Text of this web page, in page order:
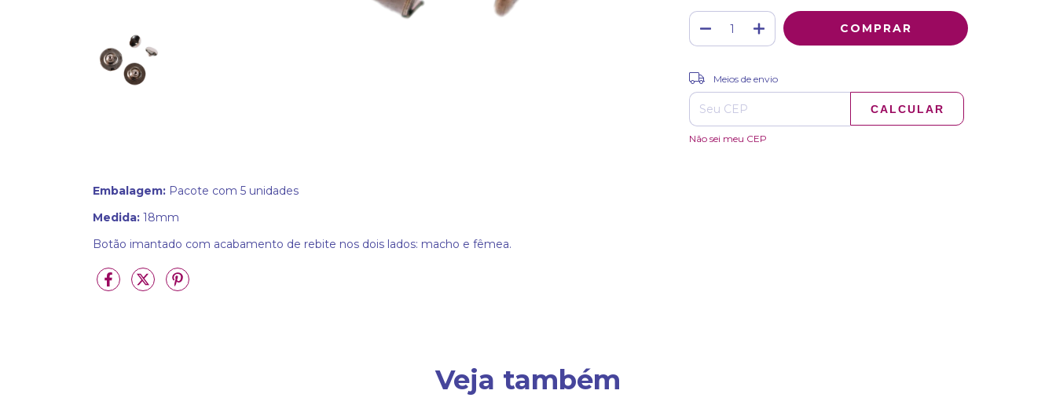
Embalagem: Pacote com 5 unidades
Medida: 18mm
Botão imantado com acabamento de rebite nos dois lados: macho e fêmea.
Entregas para o CEP:
Meios de envio
CALCULAR
Não sei meu CEP
Veja também